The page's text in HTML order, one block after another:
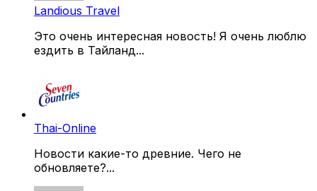
Landious Travel
Это очень интересная новость! Я очень люблю
ездить в Тайланд...
Thai-Online
Новости какие-то древние. Чего не
обновляете?...